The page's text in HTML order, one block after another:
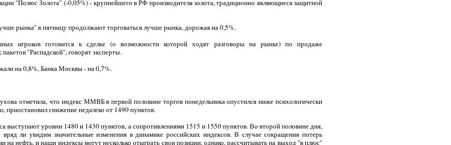
"Полюс Золота" (-0,05%) - крупнейшего в РФ производителя золота, традиционно являющиеся защитной
рынка" в пятницу продолжают торговаться лучше рынка, дорожая на 0,5%.
игроков готовится к сделке (о возможности которой ходят разговоры на рынке) по продаже
"Распадской", говорят эксперты.
на 0,8%, Банка Москвы - на 0,7%.
отметила, что индекс ММВБ в первой половине торгов понедельника опустился ниже психологически
приостановил снижение недалеко от 1490 пунктов.
выступают уровни 1480 и 1430 пунктов, а сопротивлениями 1515 и 1550 пунктов. Во второй половине дня,
ли увидим значительные изменения в динамике российских индексов. В случае сокращения потерь
на нефть, и наши индексы могут несколько отыграть свои позиции, однако, рассчитывать на выход "в плюс"